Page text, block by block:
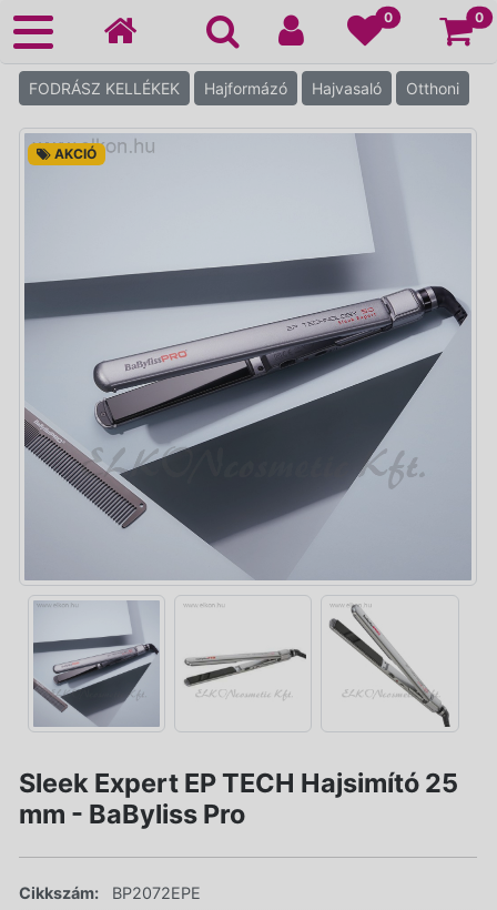
0 0
FODRÁSZ KELLÉKEK Hajformázó Hajvasaló Otthoni
AKCIÓ
Sleek Expert EP TECH Hajsimító 25
mm - BaByliss Pro
Cikkszám:
BP2072EPE